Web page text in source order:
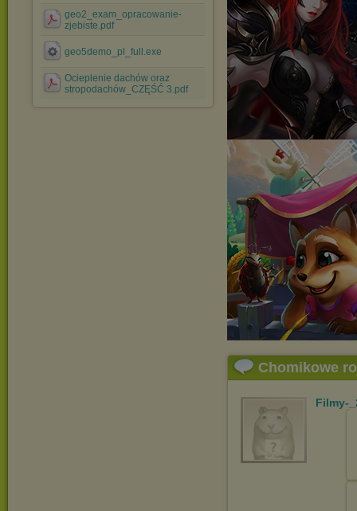
geo2_exam_opracowanie-
zjebiste.pdf
geo5demo_pl_full.exe
Ocieplenie dachów oraz
stropodachów_CZĘŚĆ 3.pdf
Chomikowe
Filmy-